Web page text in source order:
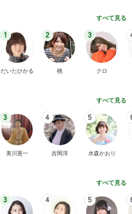
すべて見る
1
だいたひかる
2
桃
3
クロ
すべて見る
3
美川憲一
4
吉岡淳
5
水森かおり
すべて見る
3 4 5